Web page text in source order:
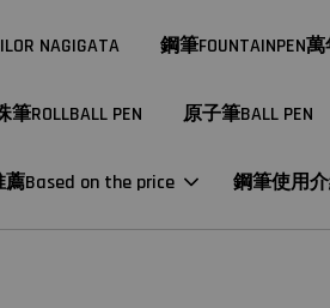
NAGIGATA 鋼筆FOUNTAINPEN
筆ROLLBALL PEN 原子筆BALL PEN
Based on the price 鋼筆使用